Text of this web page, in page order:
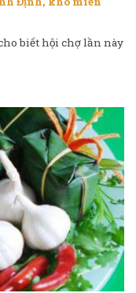
biết hội chợ lần này